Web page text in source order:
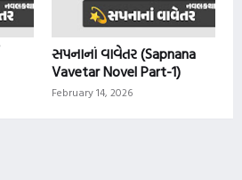
સપનાનાં વાવેતર (Sapnana
Vavetar Novel Part-1)
February 14, 2026